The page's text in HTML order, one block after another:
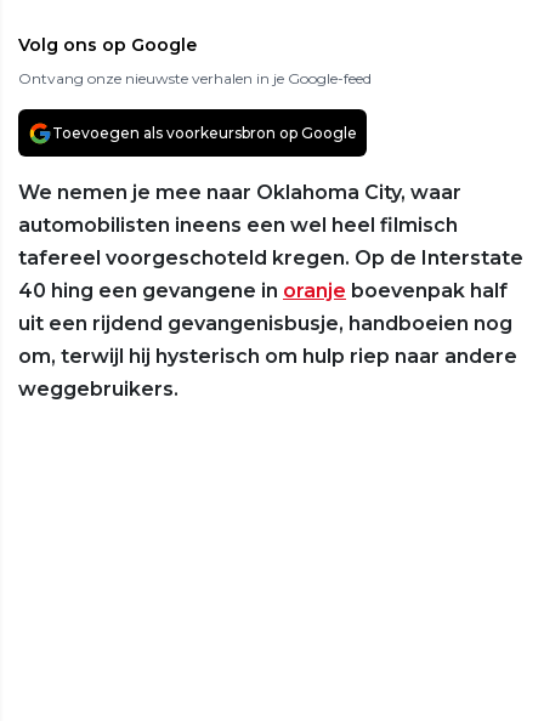
Volg ons op Google
Ontvang onze nieuwste verhalen in je Google-feed
Toevoegen als voorkeursbron op Google
We nemen je mee naar Oklahoma City, waar
automobilisten ineens een wel heel filmisch
tafereel voorgeschoteld kregen. Op de Interstate
40 hing een gevangene in oranje boevenpak half
uit een rijdend gevangenisbusje, handboeien nog
om, terwijl hij hysterisch om hulp riep naar andere
weggebruikers.